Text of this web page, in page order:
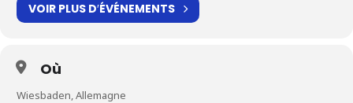
VOIR PLUS D′ÉVÉNEMENTS
Où
Wiesbaden, Allemagne